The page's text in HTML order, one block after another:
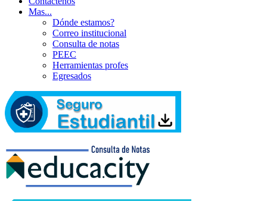
Mas...
Dónde estamos?
Correo institucional
Consulta de notas
PEEC
Herramientas profes
Egresados